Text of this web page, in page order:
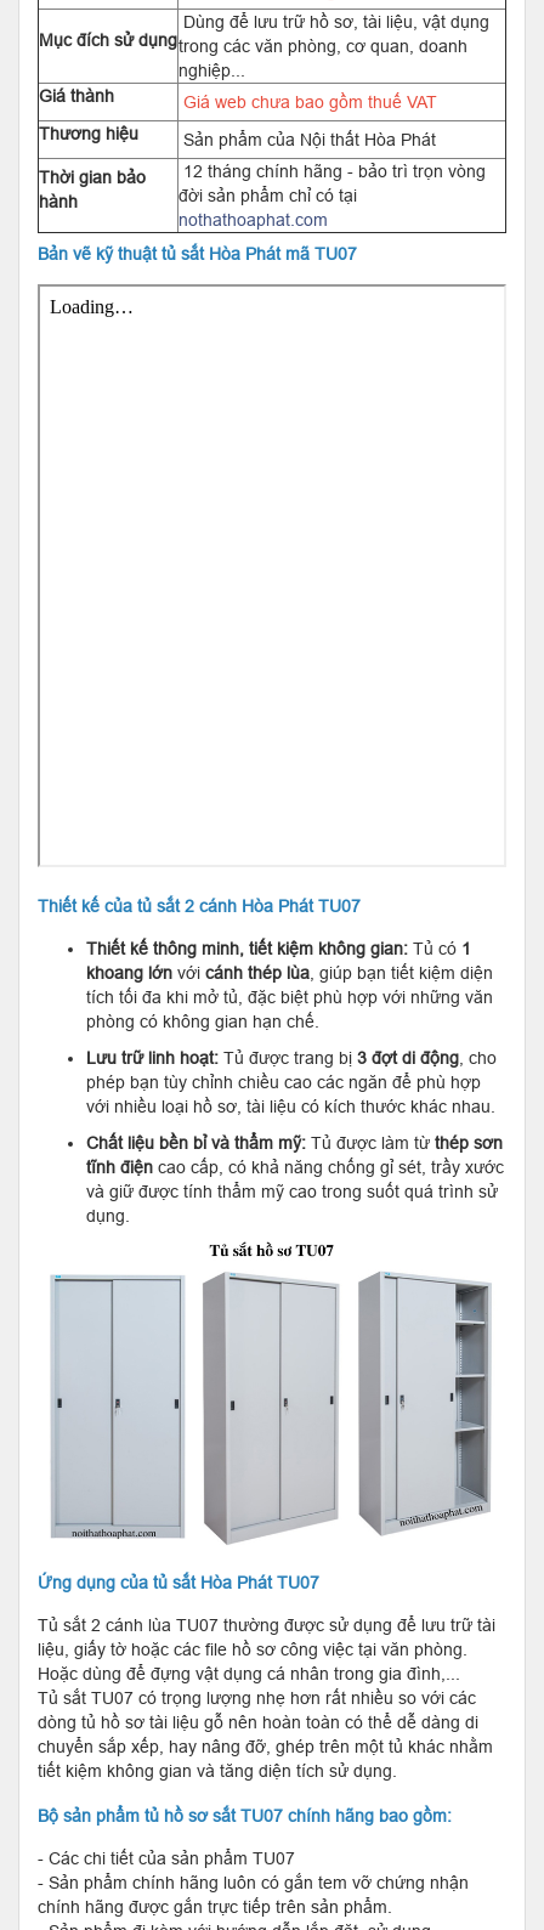
Mục đích sử dụng
Dùng để lưu trữ hồ sơ, tài liệu, vật dụng
trong các văn phòng, cơ quan, doanh
nghiệp...
Giá thành
Giá web chưa bao gồm thuế VAT
Thương hiệu
Sản phẩm của Nội thất Hòa Phát
Thời gian bảo
hành
12 tháng chính hãng - bảo trì trọn vòng
đời sản phẩm chỉ có tại
nothathoaphat.com
Bản vẽ kỹ thuật tủ sắt Hòa Phát mã TU07
Thiết kế của tủ sắt 2 cánh Hòa Phát TU07
Thiết kế thông minh, tiết kiệm không gian: Tủ có 1
khoang lớn với cánh thép lùa , giúp bạn tiết kiệm diện
tích tối đa khi mở tủ, đặc biệt phù hợp với những văn
phòng có không gian hạn chế.
Lưu trữ linh hoạt: Tủ được trang bị 3 đợt di động , cho
phép bạn tùy chỉnh chiều cao các ngăn để phù hợp
với nhiều loại hồ sơ, tài liệu có kích thước khác nhau.
Chất liệu bền bỉ và thẩm mỹ: Tủ được làm từ thép sơn
tĩnh điện cao cấp, có khả năng chống gỉ sét, trầy xước
và giữ được tính thẩm mỹ cao trong suốt quá trình sử
dụng.
Ứng dụng của tủ sắt Hòa Phát TU07
Tủ sắt 2 cánh lùa TU07 thường được sử dụng để lưu trữ tài
liệu, giấy tờ hoặc các file hồ sơ công việc tại văn phòng.
Hoặc dùng để đựng vật dụng cá nhân trong gia đình,...
Tủ sắt TU07 có trọng lượng nhẹ hơn rất nhiều so với các
dòng tủ hồ sơ tài liệu gỗ nên hoàn toàn có thể dễ dàng di
chuyển sắp xếp, hay nâng đỡ, ghép trên một tủ khác nhằm
tiết kiệm không gian và tăng diện tích sử dụng.
Bộ sản phẩm tủ hồ sơ sắt TU07 chính hãng bao gồm:
- Các chi tiết của sản phẩm TU07
- Sản phẩm chính hãng luôn có gắn tem vỡ chứng nhận
chính hãng được gắn trực tiếp trên sản phẩm.